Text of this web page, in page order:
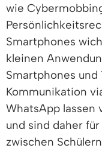
wie
Smartphones
kleinen
Smartphones
Kommunikation
WhatsApp lassen
und sind daher
zwischen